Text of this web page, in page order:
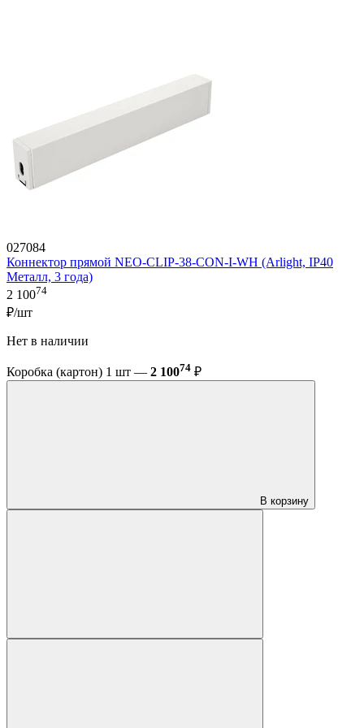
027084
Коннектор прямой NEO-CLIP-38-CON-I-WH (Arlight, IP40
Металл, 3 года)
2 10074
₽/шт
Нет в наличии
Коробка (картон) 1 шт — 2 10074 ₽
В корзину